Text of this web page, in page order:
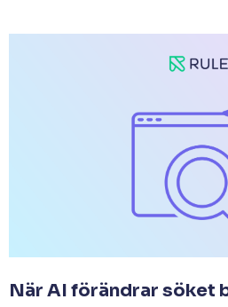
När AI förändrar söket